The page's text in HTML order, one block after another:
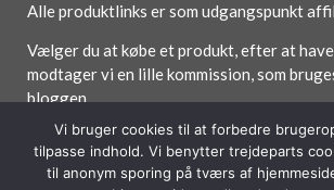
Alle produktlinks er som udgangspunkt
Vælger du at købe et produkt, efter at
modtager vi en lille kommission, som
bloggen.
Vi bruger cookies til at forbedre
tilpasse indhold. Vi benytter trejdeparts
til anonym sporing på tværs af